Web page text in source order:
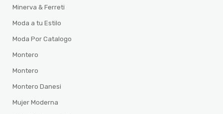
Minerva & Ferreti
Moda a tu Estilo
Moda Por Catalogo
Montero
Montero
Montero Danesi
Mujer Moderna